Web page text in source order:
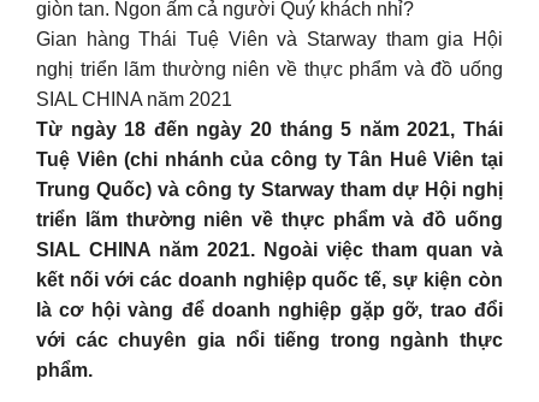
giòn tan. Ngon ấm cả người Quý khách nhỉ?
Gian hàng Thái Tuệ Viên và Starway tham gia Hội
nghị triển lãm thường niên về thực phẩm và đồ uống
SIAL CHINA năm 2021
Từ ngày 18 đến ngày 20 tháng 5 năm 2021, Thái
Tuệ Viên (chi nhánh của công ty Tân Huê Viên tại
Trung Quốc) và công ty Starway tham dự Hội nghị
triển lãm thường niên về thực phẩm và đồ uống
SIAL CHINA năm 2021. Ngoài việc tham quan và
kết nối với các doanh nghiệp quốc tế, sự kiện còn
là cơ hội vàng để doanh nghiệp gặp gỡ, trao đổi
với các chuyên gia nổi tiếng trong ngành thực
phẩm.